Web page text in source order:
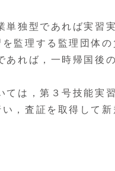
独型であれば実習
監理する監理団体の
れば，一時帰国後
は，第３号技能実
，査証を取得して新